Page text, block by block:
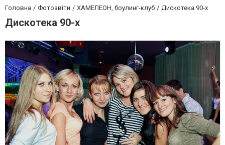
Головна Фотозвіти ХАМЕЛЕОН, боулинг-клуб Дискотека 90-х
Дискотека 90-х